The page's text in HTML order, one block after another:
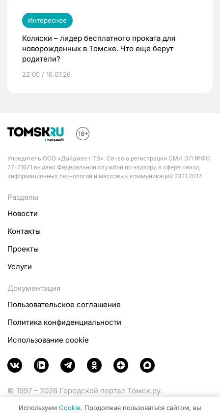
Интересное
Коляски – лидер бесплатного проката для
новорожденных в Томске. Что еще берут
родители?
22:00 / 16.07.26
Учредитель ООО «Дайджест ТВ». Св-во о регистрации СМИ ЭЛ №ФС
77-71671 выдано Федеральной службой по надзору в сфере связи,
информационных технологий и массовых коммуникаций 23.11.2017
Разделы
Новости
Контакты
Проекты
Услуги
Документация
Пользовательское соглашение
Политика конфиденциальности
Использование cookie
© 1997 – 2026 Городской портал Томск.ру.
Используем Cookie. Продолжая пользоваться сайтом, вы